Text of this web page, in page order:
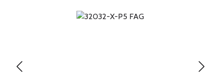
Bildergalerie überspringen